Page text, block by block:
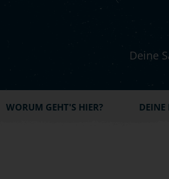
Deine
WORUM GEHT'S HIER? DEINE